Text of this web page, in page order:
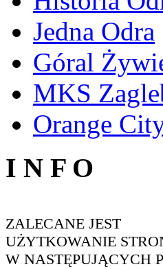
Jedna Odra
Góral
MKS
Orange
I N F O
ZALECANE JEST
UŻYTKOWANIE
W NASTĘPUJĄCYCH